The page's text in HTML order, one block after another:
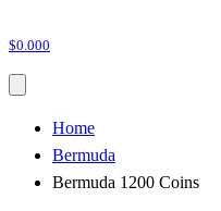
$0.000
Home
Bermuda
Bermuda 1200 Coins